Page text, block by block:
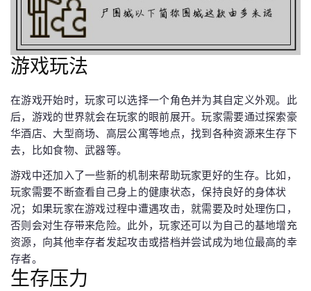
游戏玩法
在游戏开始时，玩家可以选择一个角色并为其自定义外观。此
后，游戏的世界就会在玩家的眼前展开。玩家需要通过探索豪
华酒店、大型商场、高层公寓等地点，找到各种资源来生存下
去，比如食物、武器等。
游戏中还加入了一些新的机制来帮助玩家更好的生存。比如，
玩家需要不断查看自己身上的健康状态，保持良好的身体状
况；如果玩家在游戏过程中遭遇攻击，就需要及时处理伤口，
否则会对生存带来危险。此外，玩家还可以为自己的基地增充
资源，向其他幸存者发起攻击或搭档并尝试成为地位最高的幸
存者。
生存压力